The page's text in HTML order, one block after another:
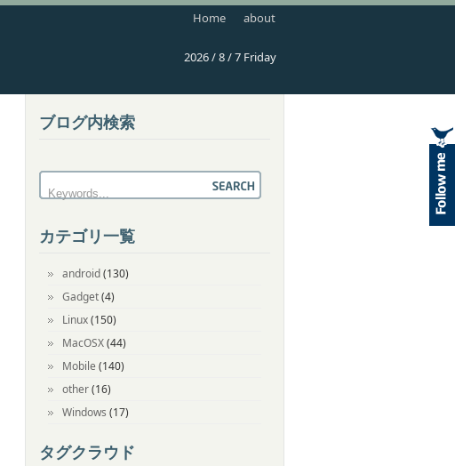
Home about
2026 / 8 / 7 Friday
ブログ内検索
カテゴリ一覧
android(130)
Gadget(4)
Linux(150)
MacOSX(44)
Mobile (140)
other(16)
Windows (17)
タグクラウド